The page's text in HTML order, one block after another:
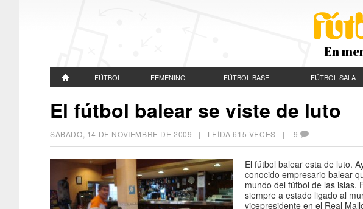
En
FÚTBOL FEMENINO FÚTBOL BASE FÚTBOL SALA
El fútbol balear se viste de luto
SÁBADO, 14 DE NOVIEMBRE DE 2009 | LEÍDA 615 VECES | 9
El fútbol balear esta de luto.
conocido empresario balear
mundo del fútbol de las islas.
siempre a estado ligado al
vicepresidente en el Real